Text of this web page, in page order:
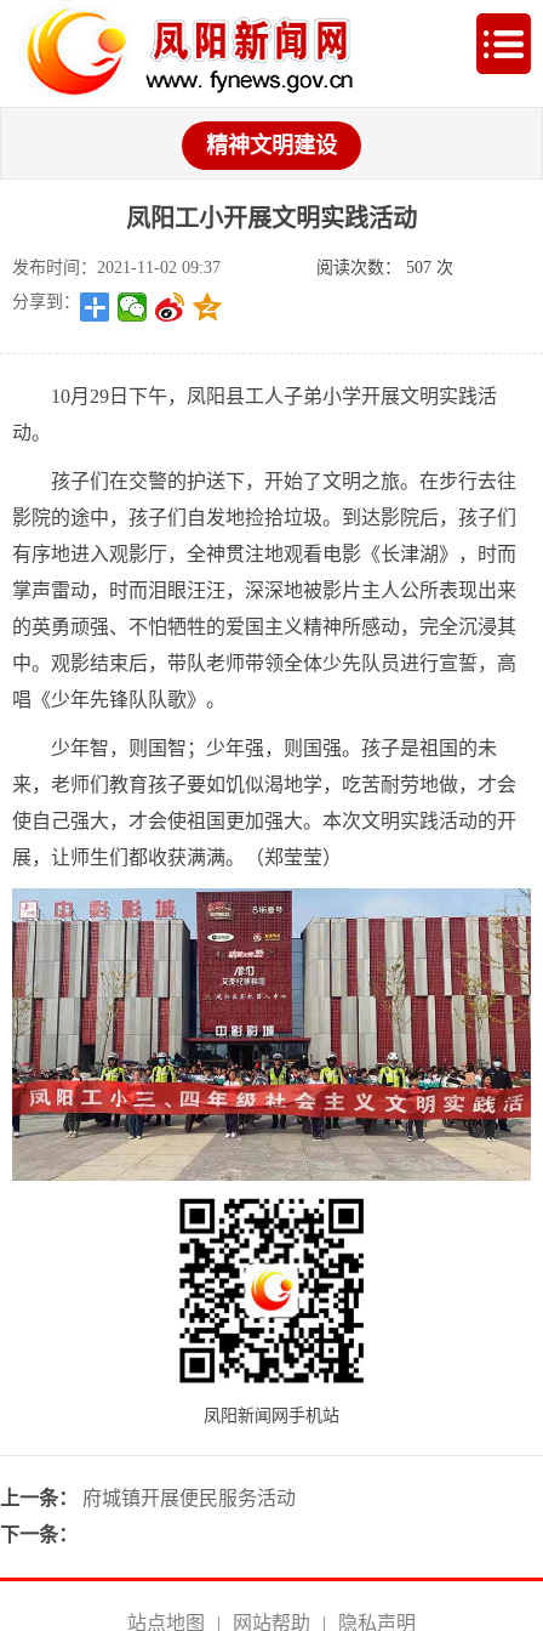
精神文明建设
凤阳工小开展文明实践活动
发布时间：2021-11-02 09:37 阅读次数： 507 次
分享到：
10月29日下午，凤阳县工人子弟小学开展文明实践活
动。
孩子们在交警的护送下，开始了文明之旅。 在步行去往
影院的途中，孩子们自发地捡拾垃圾。 到达影院后，孩子们
有序地进入观影厅，全神贯注地观看电影《长津湖》，时而
掌声雷动，时而泪眼汪汪，深深地被影片主人公所表现出来
的英勇顽强、不怕牺牲的爱国主义精神所感动，完全沉浸其
中。 观影结束后，带队老师带领全体少先队员进行宣誓，高
唱《少年先锋队队歌》。
少年智，则国智；少年强，则国强。孩子是祖国的未
来，老师们教育孩子要如饥似渴地学，吃苦耐劳地做，才会
使自己强大，才会使祖国更加强大。 本次文明实践活动的开
展，让师生们都收获满满。（郑莹莹）
凤阳新闻网手机站
上一条：
府城镇开展便民服务活动
下一条：
站点地图 | 网站帮助 | 隐私声明